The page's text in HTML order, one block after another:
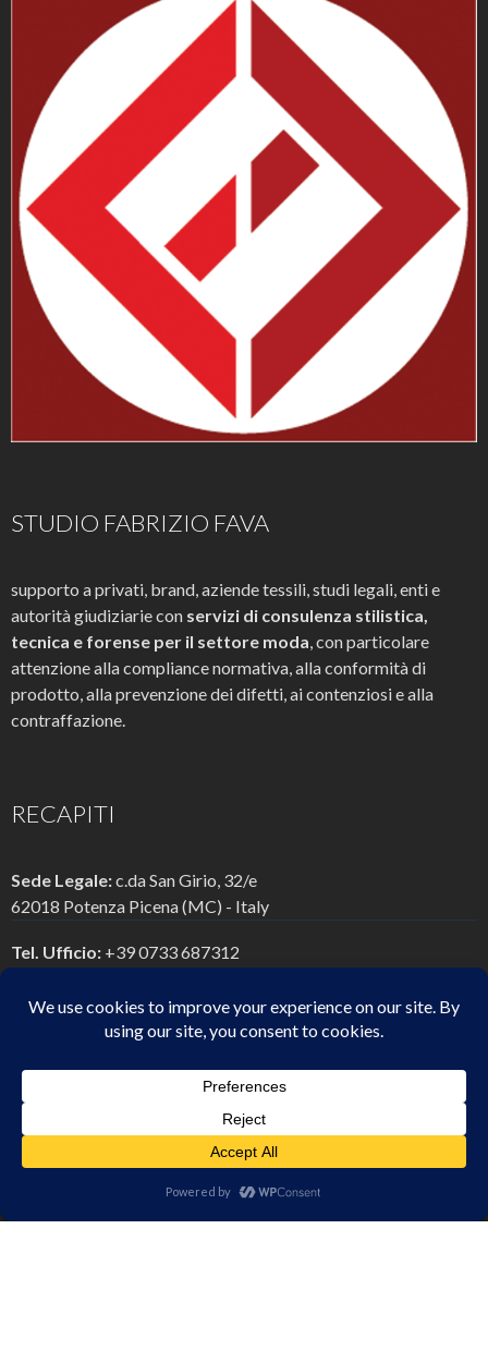
STUDIO FABRIZIO FAVA
supporto a privati, brand, aziende tessili, studi legali, enti e
autorità giudiziarie con servizi di consulenza stilistica,
tecnica e forense per il settore moda, con particolare
attenzione alla compliance normativa, alla conformità di
prodotto, alla prevenzione dei difetti, ai contenziosi e alla
contraffazione.
RECAPITI
Sede Legale:c.da San Girio, 32/e
62018 Potenza Picena (MC) - Italy
Tel. Ufficio: +39 0733 687312
info@fabriziofava.com
Servizi di consulenze